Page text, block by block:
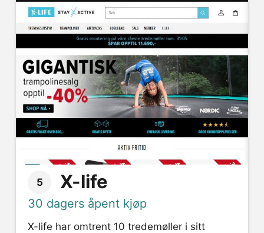
5 X-life
30 dagers åpent kjøp
X-life har omtrent 10 tredemøller i sitt